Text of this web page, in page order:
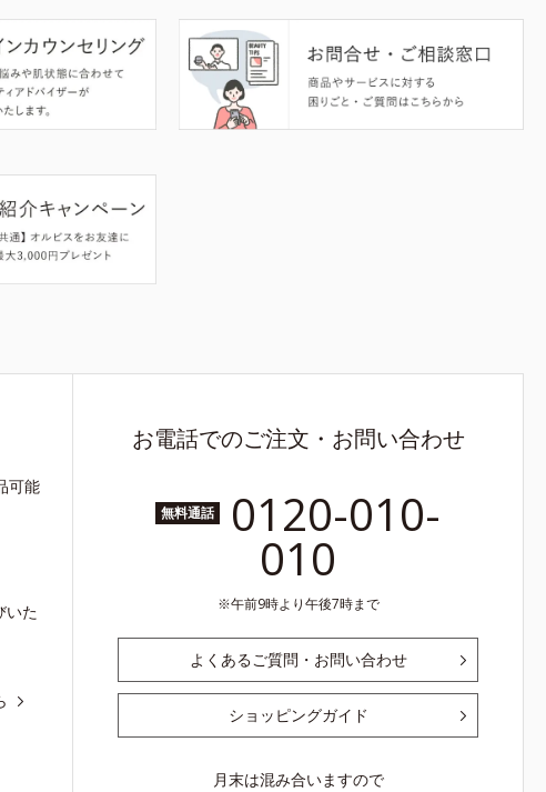
可能
いた
お電話でのご注文・お問い合わせ
無料通話 0120-010-
010
午前9時より午後7時まで
よくあるご質問・お問い合わせ
ショッピングガイド
月末は混み合いますので